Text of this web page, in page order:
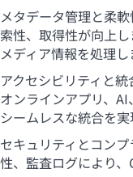
メタデータ管理と柔
索性、取得性が向上
メディア情報を処理し
アクセシビリティと
オンラインアプリ、
シームレスな統合を実
セキュリティとコン
性、監査ログにより